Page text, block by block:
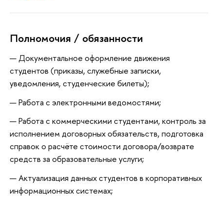
Полномочия / обязанности
Документальное оформление движения
студентов (приказы, служебные записки,
уведомления, студенческие билеты);
Работа с электронными ведомостями;
Работа с коммерческими студентами, контроль за
исполнением договорных обязательств, подготовка
справок о расчёте стоимости договора/возврате
средств за образовательные услуги;
Актуализация данных студентов в корпоративных
информационных системах;